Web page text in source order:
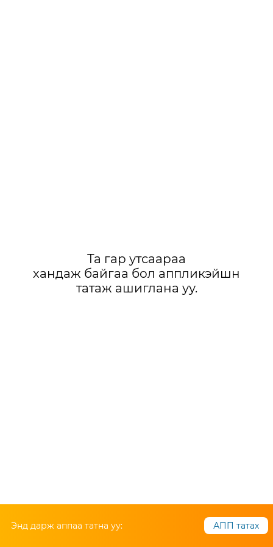
Та гар утсаараа
хандаж байгаа бол аппликэйшн
татаж ашиглана уу.
Энд дарж аппаа татна уу: АПП татах